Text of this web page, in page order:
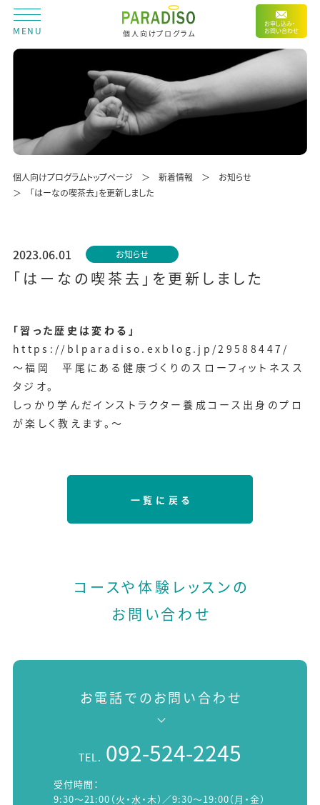
MENU 個人向けプログラム
お申し込み・
お問い合わせ
個人向けプログラムトップページ 新着情報
お知らせ
「はーなの喫茶去」を更新しました
2023.06.01 お知らせ
「はーなの喫茶去」を更新しました
「習った歴史は変わる」
https://blparadiso.exblog.jp/29588447/
～福岡 平尾にある健康づくりのスローフィットネスス
タジオ。
しっかり学んだインストラクター養成コース出身のプロ
が楽しく教えます。～
一覧に戻る
コースや体験レッスンの
お問い合わせ
お電話でのお問い合わせ
TEL. 092-524-2245
受付時間：
9:30～21:00（火・水・木）／9:30～19:00（月・金）